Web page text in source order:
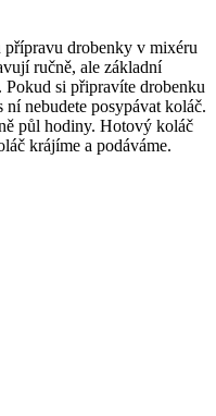
přípravu drobenky v mixéru
ručně, ale základní
Pokud si připravíte drobenku
nebudete posypávat koláč.
půl hodiny. Hotový koláč
krájíme a podáváme.